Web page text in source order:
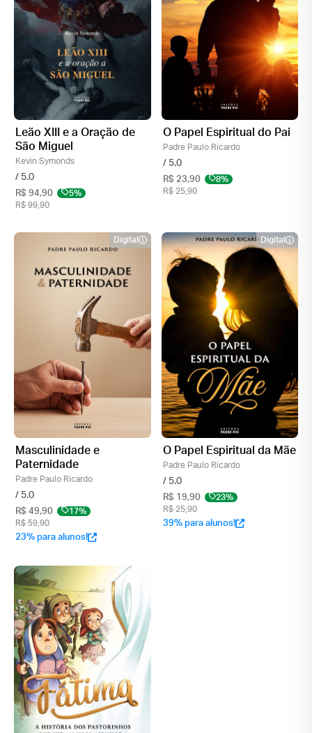
Leão XIII e a Oração de
São Miguel
Kevin Symonds
/ 5.0
R$ 94,90
5%
R$ 99,90
O Papel Espiritual do Pai
Padre Paulo Ricardo
/ 5.0
R$ 23,90
8%
R$ 25,90
Digital
Masculinidade e
Paternidade
Padre Paulo Ricardo
/ 5.0
R$ 49,90
17%
R$ 59,90
23% para alunos!
Digital
O Papel Espiritual da Mãe
Padre Paulo Ricardo
/ 5.0
R$ 19,90
23%
R$ 25,90
39% para alunos!